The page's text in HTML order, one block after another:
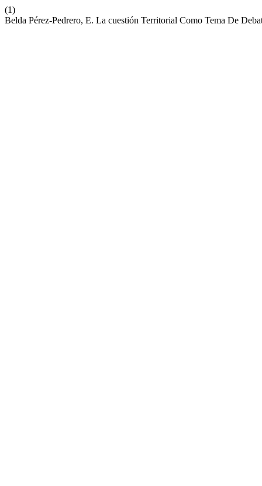
(1)
Belda Pérez-Pedrero, E. La cuestión Territorial Como Tema De